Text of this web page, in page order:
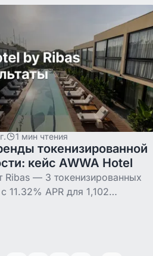
и ликвидностью. Два
ежедневные
1 мин чтения
токенизированной
кейс AWWA Hotel
Ribas — 3 токенизированных
11.32% APR для 1,102